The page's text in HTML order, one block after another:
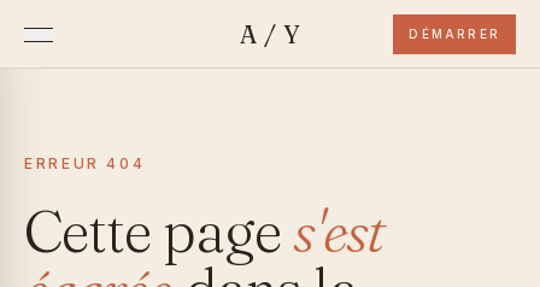
A/Y DÉMARRER
ERREUR 404
Cette pages'est